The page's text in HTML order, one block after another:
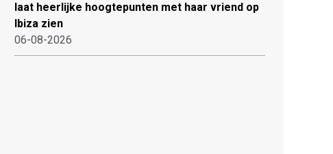
laat heerlijke hoogtepunten met haar vriend op
Ibiza zien
06-08-2026